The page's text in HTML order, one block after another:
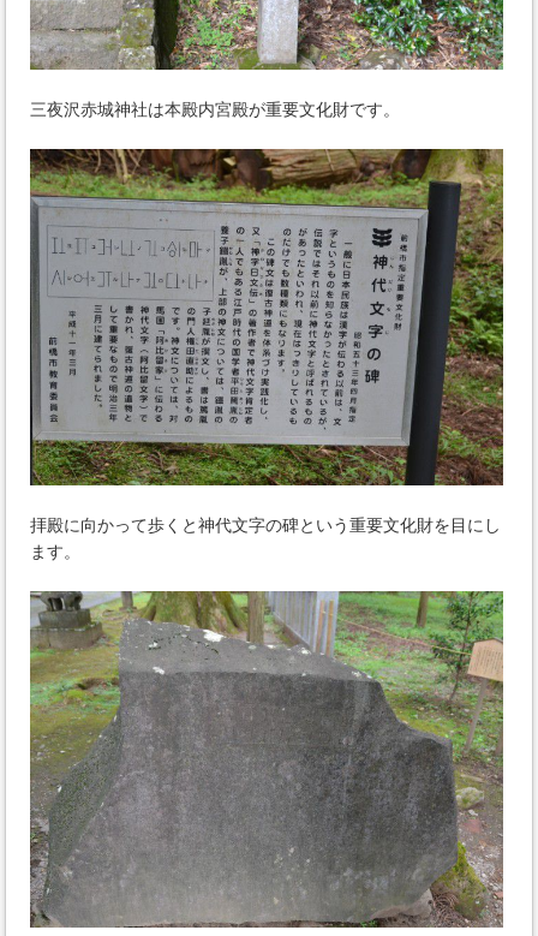
三夜沢赤城神社は本殿内宮殿が重要文化財です。
拝殿に向かって歩くと神代文字の碑という重要文化財を目にし
ます。